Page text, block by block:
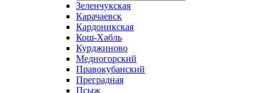
Зеленчукская
Карачаевск
Кардоникская
Кош-Хабль
Курджиново
Медногорский
Правокубанский
Преградная
Псыж